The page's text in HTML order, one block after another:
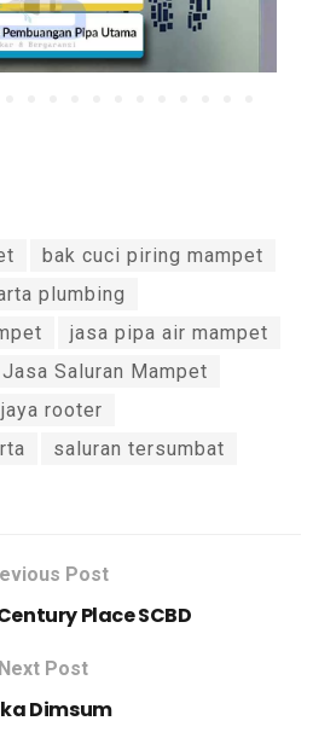
bak cuci piring mampet
plumbing
jasa pipa air mampet
Jasa Saluran Mampet
jaya rooter
saluran tersumbat
Post
Place SCBD
Next Post
Dimsum